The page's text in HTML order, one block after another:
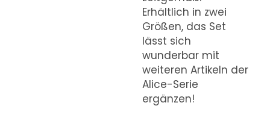
Erhältlich in zwei
Größen, das Set
lässt sich
wunderbar mit
weiteren Artikeln der
Alice-Serie
ergänzen!